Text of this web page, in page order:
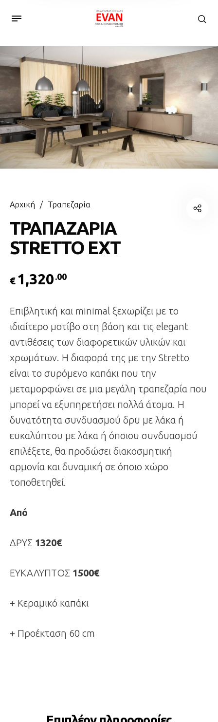
Αρχική / Τραπεζαρία
ΤΡΑΠΑΖΑΡΙΑ
STRETTO EXT
€ 1,320 .00
Επιβλητική και minimal ξεχωρίζει με το
ιδιαίτερο μοτίβο στη βάση και τις elegant
αντιθέσεις των διαφορετικών υλικών και
χρωμάτων. Η διαφορά της με την Stretto
είναι το συρόμενο καπάκι που την
μεταμορφώνει σε μια μεγάλη τραπεζαρία που
μπορεί να εξυπηρετήσει πολλά άτομα. Η
δυνατότητα συνδυασμού δρυ με λάκα ή
ευκαλύπτου με λάκα ή όποιου συνδυασμού
επιλέξετε, θα προδώσει διακοσμητική
αρμονία και δυναμική σε όποιο χώρο
τοποθετηθεί.
Από
ΔΡΥΣ 1320€
ΕΥΚΑΛΥΠΤΟΣ 1500€
+ Κεραμικό καπάκι
+ Προέκταση 60 cm